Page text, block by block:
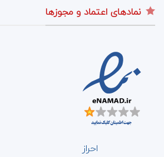
نمادهای اعتماد و مجوزها
احراز